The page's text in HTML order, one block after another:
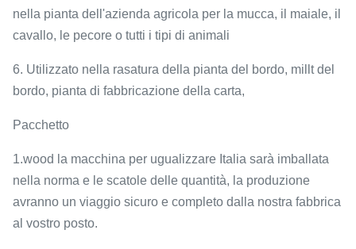
nella pianta dell'azienda agricola per la mucca, il maiale, il
cavallo, le pecore o tutti i tipi di animali
6. Utilizzato nella rasatura della pianta del bordo, millt del
bordo, pianta di fabbricazione della carta,
Pacchetto
1.wood la macchina per ugualizzare Italia sarà imballata
nella norma e le scatole delle quantità, la produzione
avranno un viaggio sicuro e completo dalla nostra fabbrica
al vostro posto.